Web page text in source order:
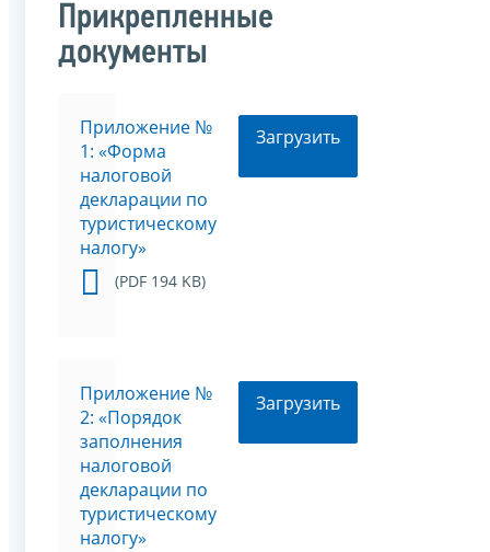
Прикрепленные
документы
Приложение №
1: «Форма
налоговой
декларации по
туристическому
налогу»
(PDF 194 KB)
Загрузить
Приложение №
2: «Порядок
заполнения
налоговой
декларации по
туристическому
налогу»
Загрузить